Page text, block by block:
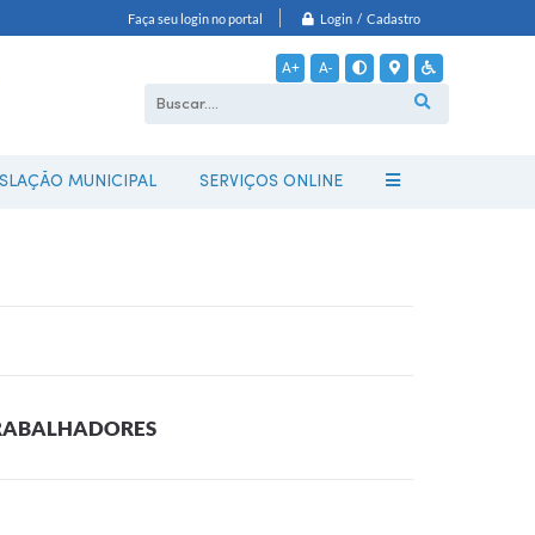
Faça seu login no portal Login / Cadastro
A+ A-
MUNICIPAL SERVIÇOS ONLINE